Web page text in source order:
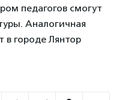
педагогов смогут
Аналогичная
в городе Лянтор